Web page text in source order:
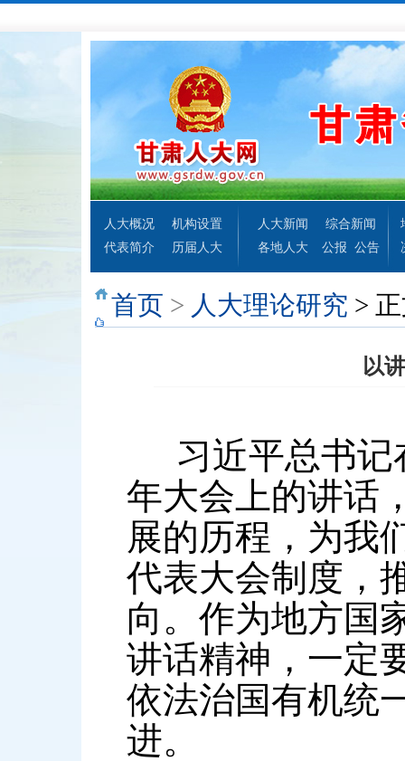
人大概况
机构设置
代表简介
历届人大
人大新闻
综合新闻
各地人大
公报 公告
首页 > 人大理论研究 >
以
习近平总书记
年大会上的讲话
展的历程，为我
代表大会制度，
向。作为地方国
讲话精神，一定
依法治国有机统
进。